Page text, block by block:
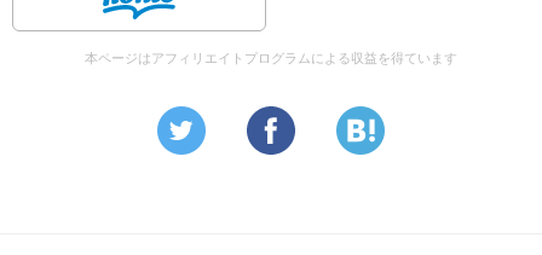
本ページはアフィリエイトプログラムによる収益を得ています